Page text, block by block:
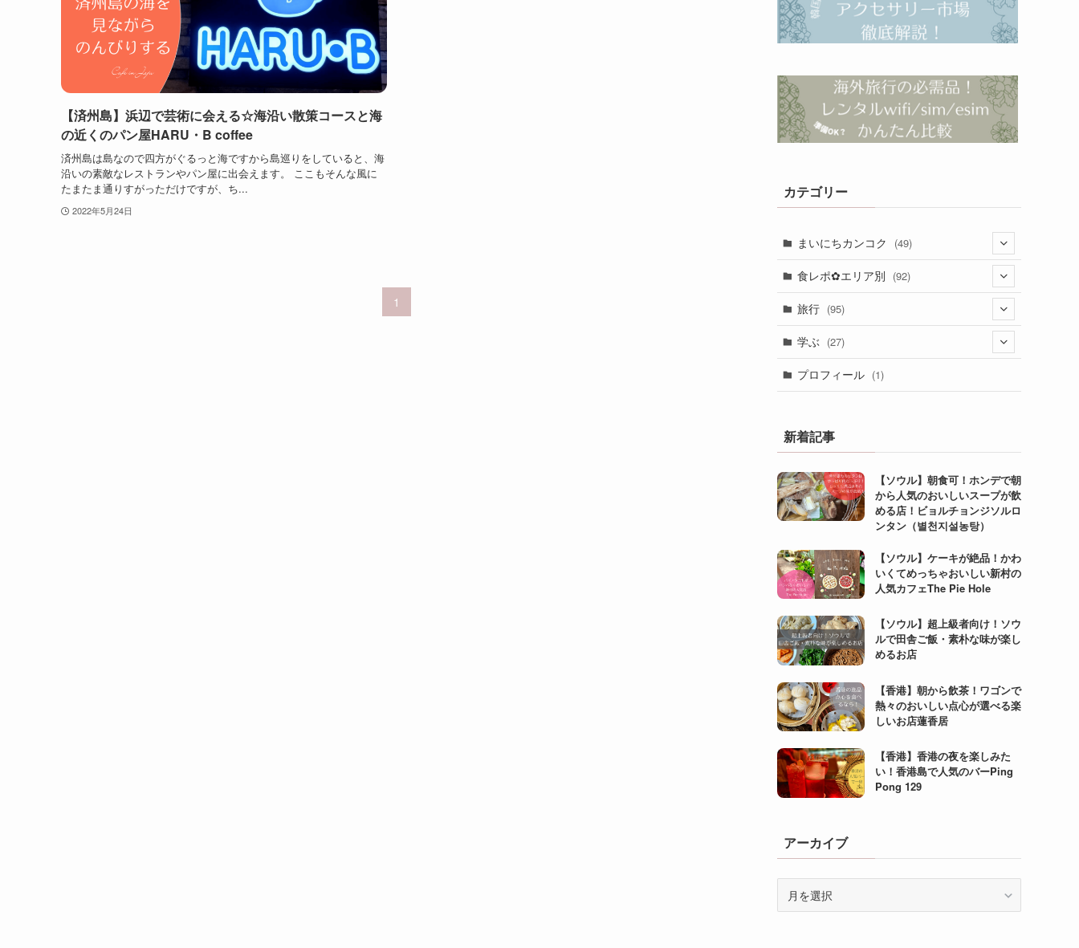
【済州島】浜辺で芸術に会える☆海沿い散策コースと海
の近くのパン屋HARU・B coffee
済州島は島なので四方がぐるっと海ですから島巡りをしていると、海
沿いの素敵なレストランやパン屋に出会えます。 ここもそんな風に
たまたま通りすがっただけですが、ち...
2022年5月24日
1
カテゴリー
まいにちカンコク (49)
(26)
食レポ✿エリア別 (92)
(5)
(4)
(2)
(1)
(3)
(1)
(3)
(2)
旅行 (95)
(8)
(6)
学ぶ (27)
(4)
プロフィール (1)
新着記事
【ソウル】朝食可！ホンデで朝
から人気のおいしいスープが飲
める店！ビョルチョンジソルロ
ンタン（별천지설농탕）
【ソウル】ケーキが絶品！かわ
いくてめっちゃおいしい新村の
人気カフェThe Pie Hole
【ソウル】超上級者向け！ソウ
ルで田舎ご飯・素朴な味が楽し
めるお店
【香港】朝から飲茶！ワゴンで
熱々のおいしい点心が選べる楽
しいお店蓮香居
【香港】香港の夜を楽しみた
い！香港島で人気のバーPing
Pong 129
アーカイブ